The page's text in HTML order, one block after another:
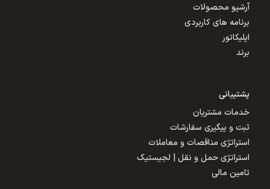
آرشیو محصولات
برنامه های کاربردی
اپلیکاتور
برند
پشتیبانی
خدمات مشتریان
ثبت و پیگیری سفارشات
استراتژی مناقصات و معاملات
استراتژی حمل و نقل | لجیستیک
تامین مالی